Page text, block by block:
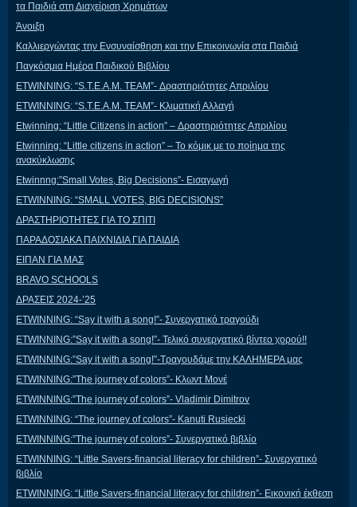
τα Παιδιά στη Διαχείριση Χρημάτων
Άνοιξη
Καλλιεργώντας την Ενσυναίσθηση και την Επικοινωνία στα Παιδιά
Παγκόσμια Ημέρα Παιδικού Βιβλίου
ETWINNING: “S.T.E.A.M. TEAM”- Δραστηριότητες Απριλίου
ETWINNING: “S.T.E.A.M. TEAM”- Κλιματική Αλλαγή
Etwinning: “Little Citizens in action” – Δραστηριότητες Απριλίου
Etwinning: “Little citizens in action” – Το κόμικ με το ποίημα της
ανακύκλωσης
Etwinnng:”Small Votes, Big Decisions”- Εισαγωγή
ETWINNING: “SMALL VOTES, BIG DECISIONS”
ΔΡΑΣΤΗΡΙΟΤΗΤΕΣ ΓΙΑ ΤΟ ΣΠΙΤΙ
ΠΑΡΑΔΟΣΙΑΚΑ ΠΑΙΧΝΙΔΙΑ ΓΙΑ ΠΑΙΔΙΑ
ΕΙΠΑΝ ΓΙΑ ΜΑΣ
BRAVO SCHOOLS
ΔΡΑΣΕΙΣ 2024-’25
ETWINNING: “Say it with a song!”- Συνεργατικό τραγούδι
ETWINNING:”Say it with a song!”- Τελικό συνεργατικό βίντεο χορού!!
ETWINNING:”Say it with a song!”-Τραγουδάμε την ΚΑΛΗΜΕΡΑ μας
ETWINNING:”The journey of colors”- Κλωντ Μονέ
ETWINNING:”The journey of colors”- Vladimir Dimitrov
ETWINNING: “The journey of colors”- Kanuti Rusiecki
ETWINNING:”The journey of colors”- Συνεργατικό βιβλίο
ETWINNING: “Little Savers-financial literacy for children”- Συνεργατικό
βιβλίο
ETWINNING: “Little Savers-financial literacy for children”- Εικονική έκθεση